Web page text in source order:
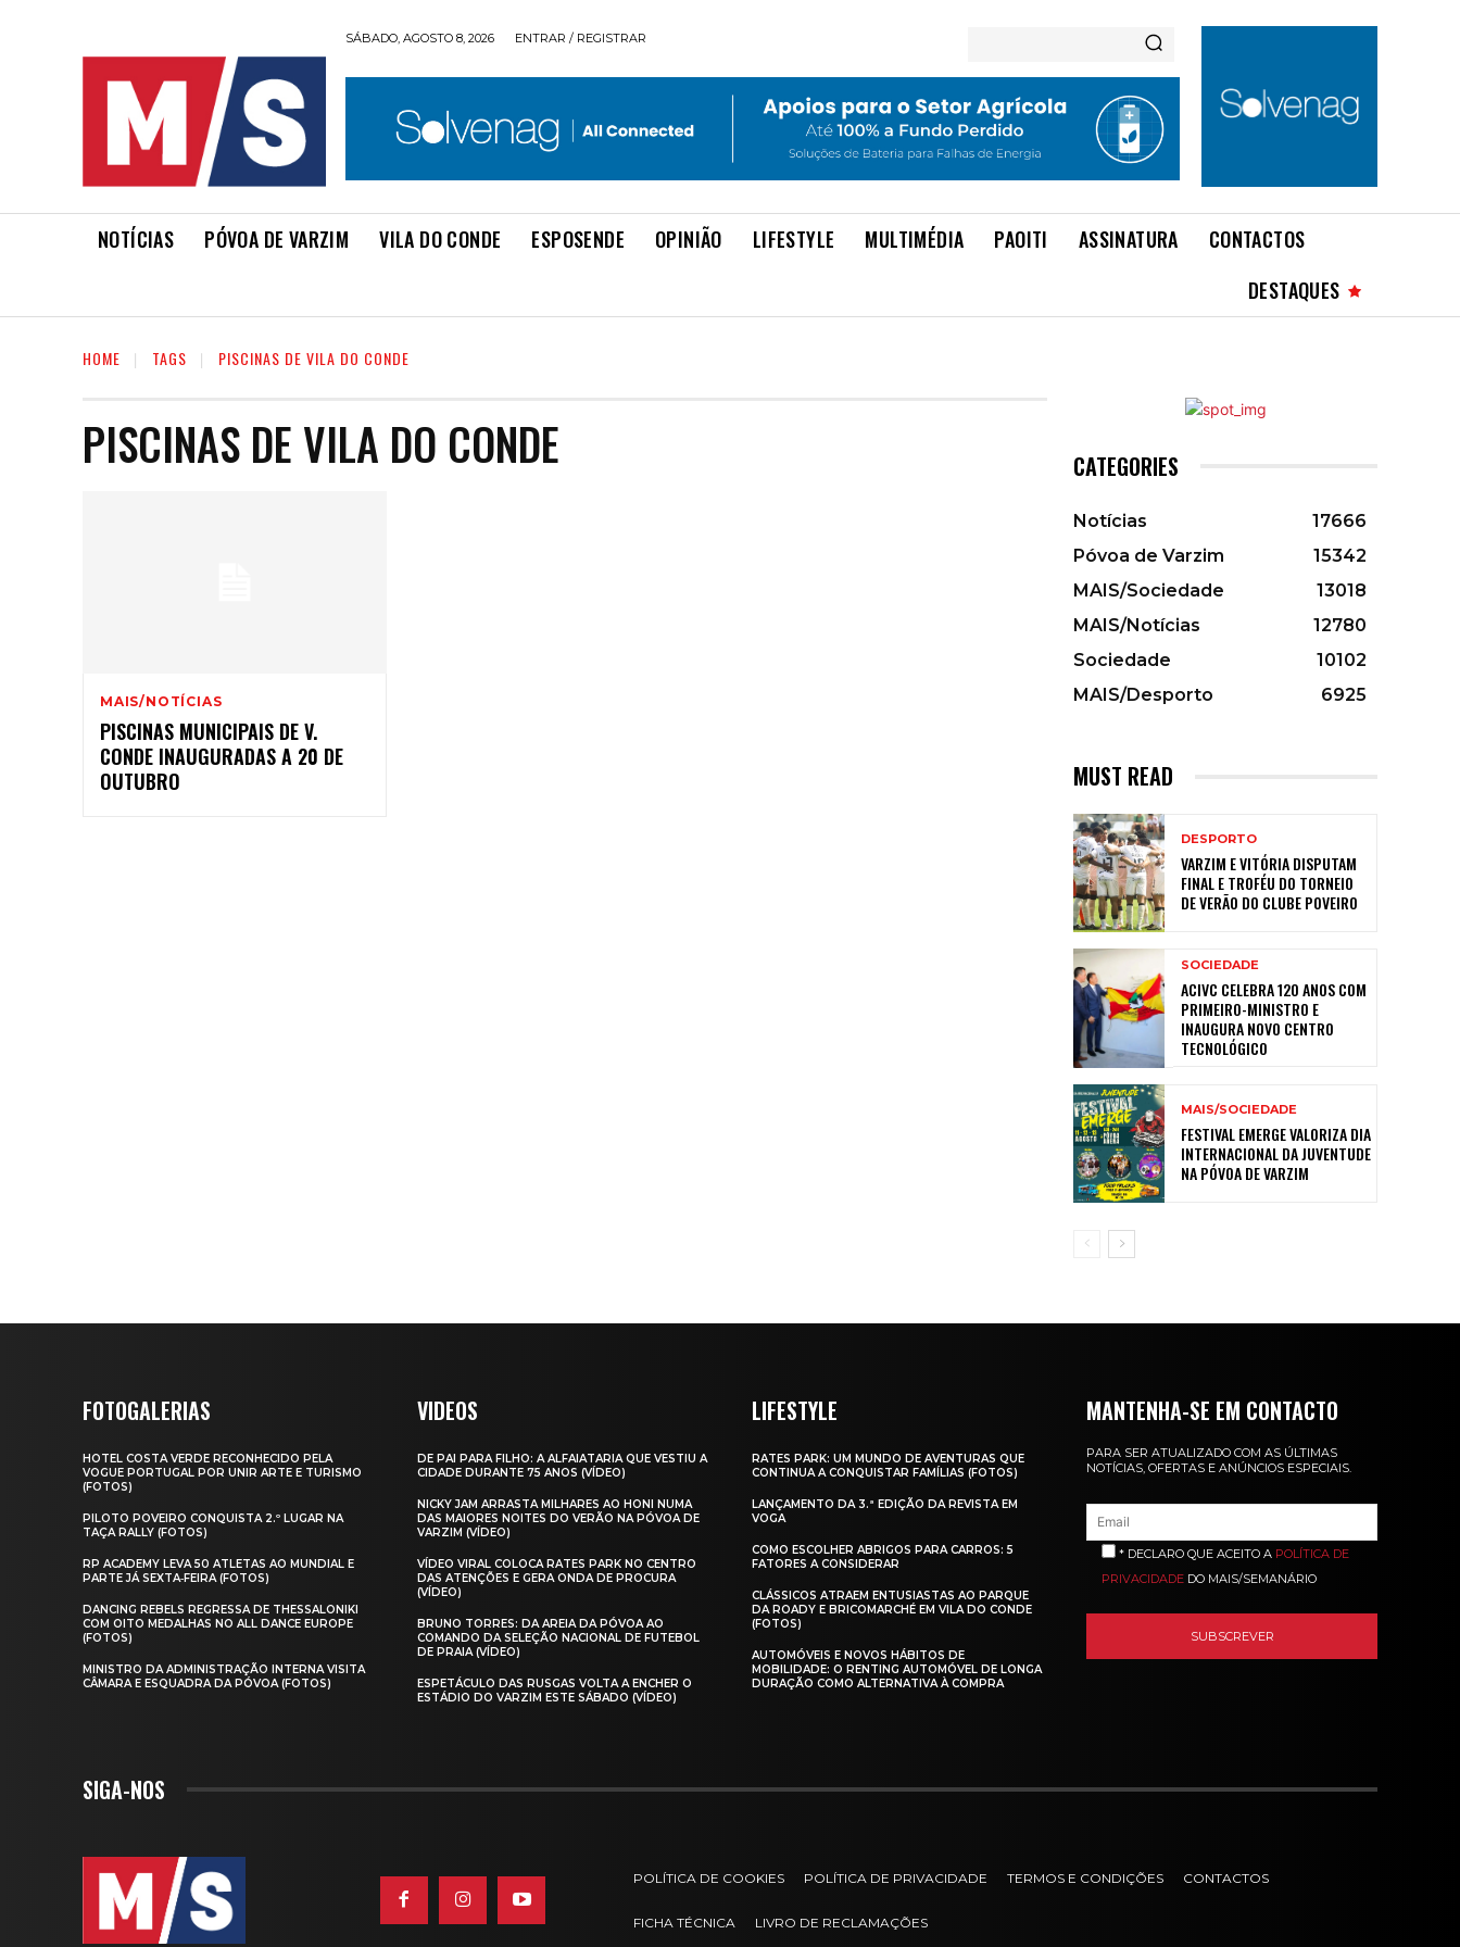
SÁBADO, AGOSTO 8, 2026 ENTRAR / REGISTRAR
NOTÍCIAS PÓVOA DE VARZIM VILA DO CONDE ESPOSENDE OPINIÃO LIFESTYLE MULTIMÉDIA PAOITI ASSINATURA
CONTACTOS
DESTAQUES
HOME TAGS PISCINAS DE VILA DO CONDE
PISCINAS DE VILA DO CONDE
MAIS/NOTÍCIAS
PISCINAS MUNICIPAIS DE V.
CONDE INAUGURADAS A 20 DE
OUTUBRO
CATEGORIES
Notícias
17666
Póvoa de Varzim
15342
MAIS/Sociedade
13018
MAIS/Notícias
12780
Sociedade
10102
MAIS/Desporto
6925
MUST READ
DESPORTO
VARZIM E VITÓRIA DISPUTAM
FINAL E TROFÉU DO TORNEIO
DE VERÃO DO CLUBE POVEIRO
SOCIEDADE
ACIVC CELEBRA 120 ANOS COM
PRIMEIRO-MINISTRO E
INAUGURA NOVO CENTRO
TECNOLÓGICO
MAIS/SOCIEDADE
FESTIVAL EMERGE VALORIZA DIA
INTERNACIONAL DA JUVENTUDE
NA PÓVOA DE VARZIM
FOTOGALERIAS
HOTEL COSTA VERDE RECONHECIDO PELA
VOGUE PORTUGAL POR UNIR ARTE E TURISMO
(FOTOS)
PILOTO POVEIRO CONQUISTA 2.º LUGAR NA
TAÇA RALLY (FOTOS)
RP ACADEMY LEVA 50 ATLETAS AO MUNDIAL E
PARTE JÁ SEXTA‑FEIRA (FOTOS)
DANCING REBELS REGRESSA DE THESSALONIKI
COM OITO MEDALHAS NO ALL DANCE EUROPE
(FOTOS)
MINISTRO DA ADMINISTRAÇÃO INTERNA VISITA
CÂMARA E ESQUADRA DA PÓVOA (FOTOS)
VIDEOS
DE PAI PARA FILHO: A ALFAIATARIA QUE VESTIU A
CIDADE DURANTE 75 ANOS (VÍDEO)
NICKY JAM ARRASTA MILHARES AO HONI NUMA
DAS MAIORES NOITES DO VERÃO NA PÓVOA DE
VARZIM (VÍDEO)
VÍDEO VIRAL COLOCA RATES PARK NO CENTRO
DAS ATENÇÕES E GERA ONDA DE PROCURA
(VÍDEO)
BRUNO TORRES: DA AREIA DA PÓVOA AO
COMANDO DA SELEÇÃO NACIONAL DE FUTEBOL
DE PRAIA (VÍDEO)
ESPETÁCULO DAS RUSGAS VOLTA A ENCHER O
ESTÁDIO DO VARZIM ESTE SÁBADO (VÍDEO)
LIFESTYLE
RATES PARK: UM MUNDO DE AVENTURAS QUE
CONTINUA A CONQUISTAR FAMÍLIAS (FOTOS)
LANÇAMENTO DA 3.ª EDIÇÃO DA REVISTA EM
VOGA
COMO ESCOLHER ABRIGOS PARA CARROS: 5
FATORES A CONSIDERAR
CLÁSSICOS ATRAEM ENTUSIASTAS AO PARQUE
DA ROADY E BRICOMARCHÉ EM VILA DO CONDE
(FOTOS)
AUTOMÓVEIS E NOVOS HÁBITOS DE
MOBILIDADE: O RENTING AUTOMÓVEL DE LONGA
DURAÇÃO COMO ALTERNATIVA À COMPRA
MANTENHA-SE EM CONTACTO
PARA SER ATUALIZADO COM AS ÚLTIMAS
NOTÍCIAS, OFERTAS E ANÚNCIOS ESPECIAIS.
* DECLARO QUE ACEITO A POLÍTICA DE
PRIVACIDADE DO MAIS/SEMANÁRIO
SIGA-NOS
POLÍTICA DE COOKIES POLÍTICA DE PRIVACIDADE TERMOS E CONDIÇÕES CONTACTOS
FICHA TÉCNICA LIVRO DE RECLAMAÇÕES